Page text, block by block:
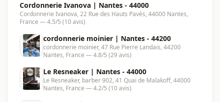
Cordonnerie Ivanova | Nantes - 44000
Cordonnerie Ivanova, 22 Rue des Hauts Pavés, 44000 Nantes,
France — 4.5/5 (10 avis)
cordonnerie moinier | Nantes - 44200
cordonnerie moinier, 47 Rue Pierre Landais, 44200
Nantes, France — 4.8/5 (29 avis)
Le Resneaker | Nantes - 44000
Le Resneaker, barber 902, 41 Quai de Malakoff, 44000
Nantes, France — 4.2/5 (10 avis)